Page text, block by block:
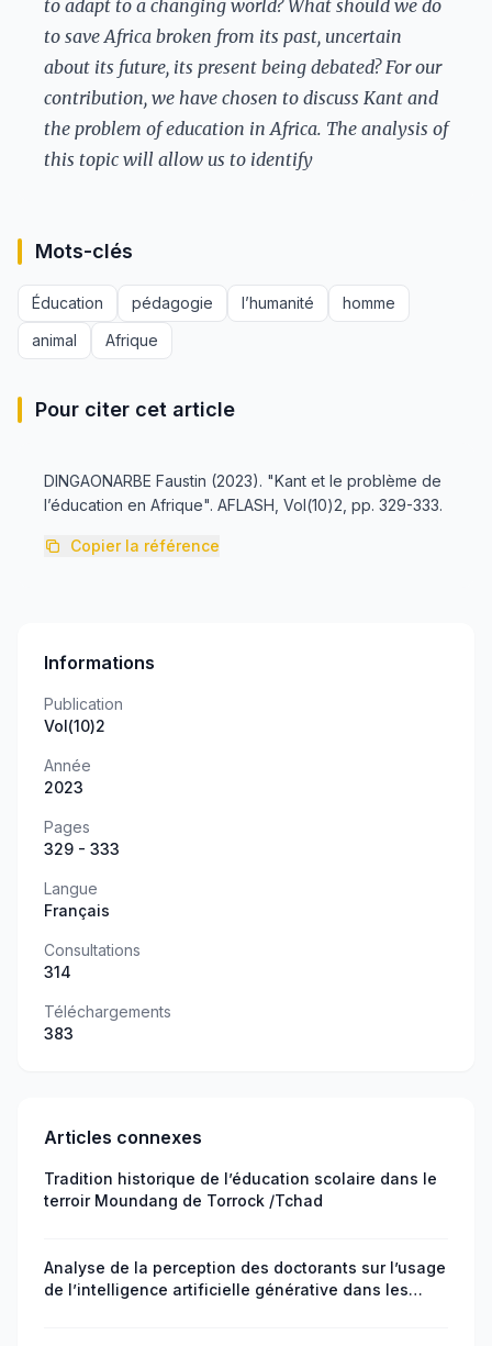
to adapt to a changing world? What should we do
to save Africa broken from its past, uncertain
about its future, its present being debated? For our
contribution, we have chosen to discuss Kant and
the problem of education in Africa. The analysis of
this topic will allow us to identify
Mots-clés
Éducation pédagogie l’humanité
homme
animal
Afrique
Pour citer cet article
DINGAONARBE Faustin (2023). "Kant et le problème de
l’éducation en Afrique". AFLASH, Vol(10)2, pp. 329-333.
Copier la référence
Informations
Publication
Vol(10)2
Année
2023
Pages
329 - 333
Langue
Français
Consultations
314
Téléchargements
383
Articles connexes
Tradition historique de l’éducation scolaire dans le
terroir Moundang de Torrock /Tchad
Analyse de la perception des doctorants sur l’usage
de l’intelligence artificielle générative dans les